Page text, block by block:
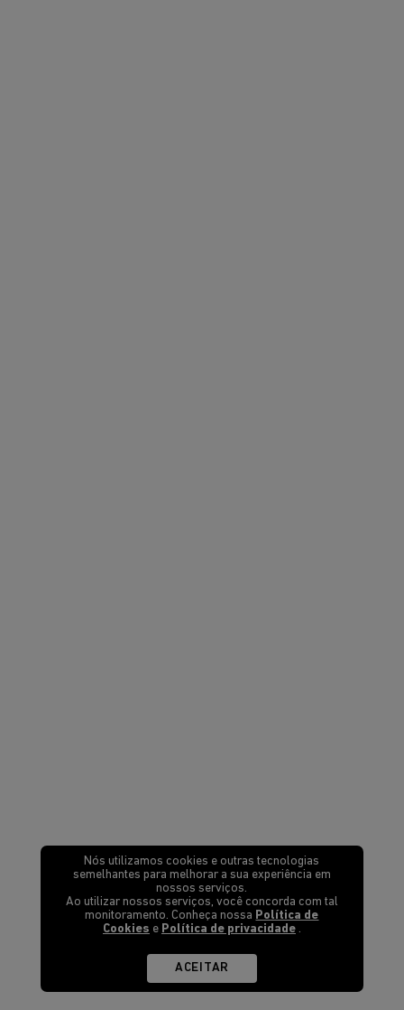
Nós utilizamos cookies e outras tecnologias
semelhantes para melhorar a sua experiência em
nossos serviços.
Ao utilizar nossos serviços, você concorda com tal
monitoramento. Conheça nossa Política de
Cookies e Política de privacidade.
ACEITAR